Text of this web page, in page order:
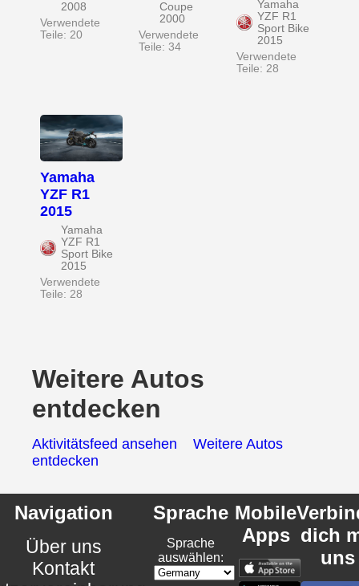
2008
Verwendete
Teile: 20
Coupe
2000
Verwendete
Teile: 34
Yamaha
YZF R1
Sport Bike
2015
Verwendete
Teile: 28
Yamaha
YZF R1
2015
Yamaha
YZF R1
Sport Bike
2015
Verwendete
Teile: 28
Weitere Autos
entdecken
Aktivitätsfeed ansehen
Weitere Autos
entdecken
Navigation
Über uns
Kontakt
Sprache
Sprache
auswählen:
Mobile
Apps dich
uns